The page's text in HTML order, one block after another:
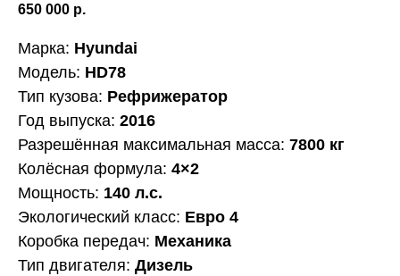
650 000 р.
Марка: Hyundai
Модель: HD78
Тип кузова: Рефрижератор
Год выпуска: 2016
Разрешённая максимальная масса: 7800 кг
Колёсная формула: 4×2
Мощность: 140 л.с.
Экологический класс: Евро 4
Коробка передач: Механика
Тип двигателя: Дизель